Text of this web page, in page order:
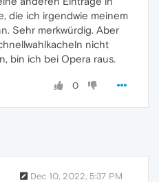
die ich irgendwie meinem
Sehr merkwürdig. Aber
nicht
bin ich bei Opera raus.
0
Dec 10, 2022, 5:37 PM